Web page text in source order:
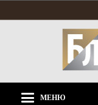
МЕНЮ